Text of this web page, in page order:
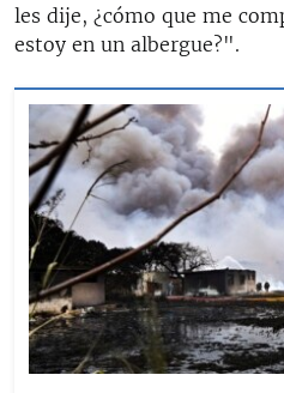
les dije, ¿cómo que me
estoy en un albergue?".